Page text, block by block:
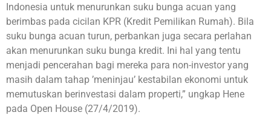
Indonesia untuk menurunkan suku bunga acuan yang
berimbas pada cicilan KPR (Kredit Pemilikan Rumah). Bila
suku bunga acuan turun, perbankan juga secara perlahan
akan menurunkan suku bunga kredit. Ini hal yang tentu
menjadi pencerahan bagi mereka para non-investor yang
masih dalam tahap ’meninjau’ kestabilan ekonomi untuk
memutuskan berinvestasi dalam properti,” ungkap Hene
pada Open House (27/4/2019).